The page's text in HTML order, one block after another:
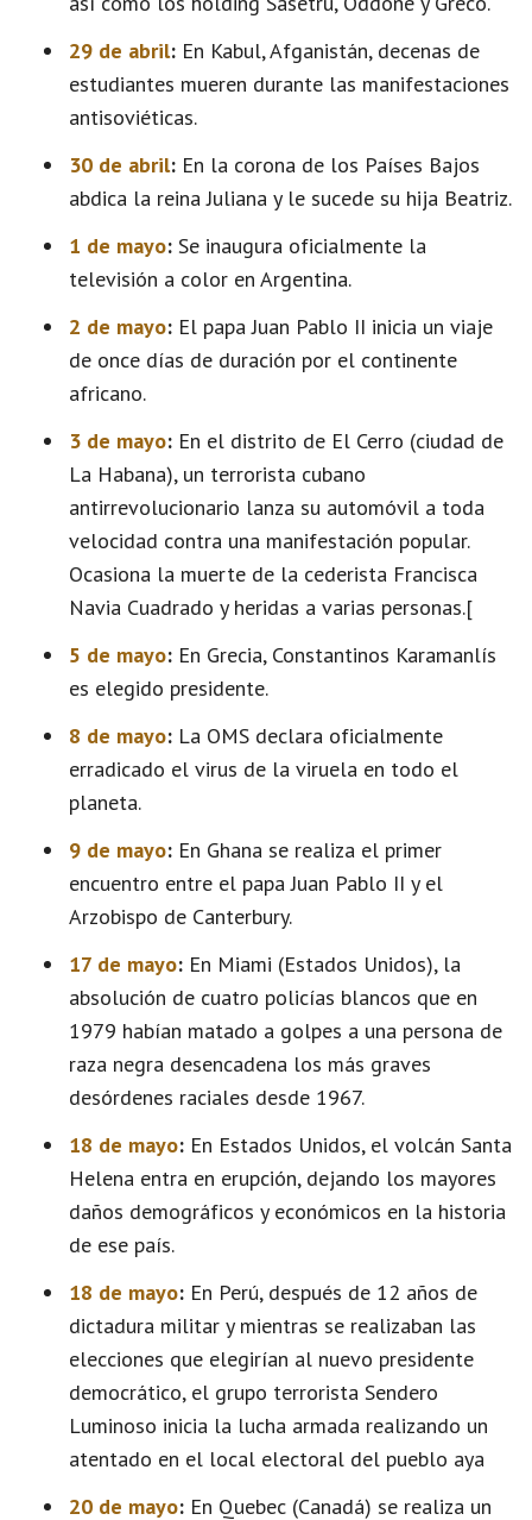
29 de abril: En Kabul, Afganistán, decenas de
estudiantes mueren durante las manifestaciones
antisoviéticas.
30 de abril: En la corona de los Países Bajos
abdica la reina Juliana y le sucede su hija Beatriz.
1 de mayo: Se inaugura oficialmente la
televisión a color en Argentina.
2 de mayo: El papa Juan Pablo II inicia un viaje
de once días de duración por el continente
africano.
3 de mayo: En el distrito de El Cerro (ciudad de
La Habana), un terrorista cubano
antirrevolucionario lanza su automóvil a toda
velocidad contra una manifestación popular.
Ocasiona la muerte de la cederista Francisca
Navia Cuadrado y heridas a varias personas.[
5 de mayo: En Grecia, Constantinos Karamanlís
es elegido presidente.
8 de mayo: La OMS declara oficialmente
erradicado el virus de la viruela en todo el
planeta.
9 de mayo: En Ghana se realiza el primer
encuentro entre el papa Juan Pablo II y el
Arzobispo de Canterbury.
17 de mayo: En Miami (Estados Unidos), la
absolución de cuatro policías blancos que en
1979 habían matado a golpes a una persona de
raza negra desencadena los más graves
desórdenes raciales desde 1967.
18 de mayo: En Estados Unidos, el volcán Santa
Helena entra en erupción, dejando los mayores
daños demográficos y económicos en la historia
de ese país.
18 de mayo: En Perú, después de 12 años de
dictadura militar y mientras se realizaban las
elecciones que elegirían al nuevo presidente
democrático, el grupo terrorista Sendero
Luminoso inicia la lucha armada realizando un
atentado en el local electoral del pueblo aya
20 de mayo: En Quebec (Canadá) se realiza un